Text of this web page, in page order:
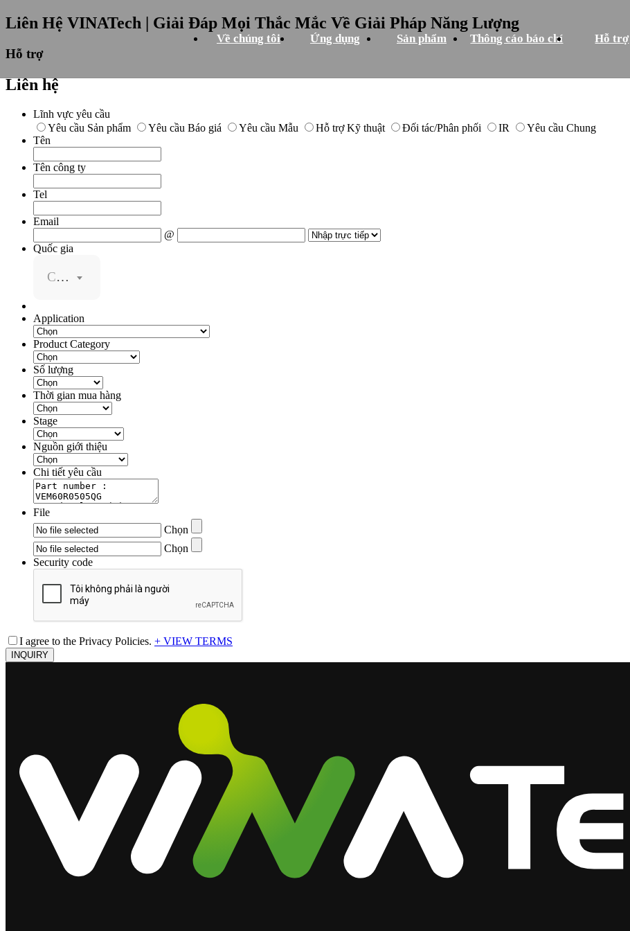
Về chúng tôi Ứng dụng Sản phẩm Thông cáo báo chí Hỗ trợ
Liên Hệ VINATech | Giải Đáp Mọi Thắc Mắc Về Giải Pháp Năng Lượng
Hỗ trợ
Liên hệ
Lĩnh vực yêu cầu
Yêu cầu Sản phẩm
Yêu cầu Báo giá Yêu cầu Mẫu Hỗ trợ Kỹ thuật Đối tác/Phân phối IR
Yêu cầu Chung
Tên
Tên công ty
Tel
Email
@
Quốc gia
Chọn
Application
Product Category
Số lượng
Thời gian mua hàng
Stage
Nguồn giới thiệu
Chi tiết yêu cầu
File
Chọn
Chọn
Security code
I agree to the Privacy Policies. + VIEW TERMS
INQUIRY